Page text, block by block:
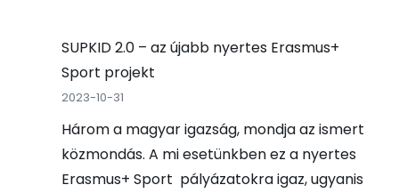
SUPKID 2.0 – az újabb nyertes Erasmus+
Sport projekt
2023-10-31
Három a magyar igazság, mondja az ismert
közmondás. A mi esetünkben ez a nyertes
Erasmus+ Sport pályázatokra igaz, ugyanis